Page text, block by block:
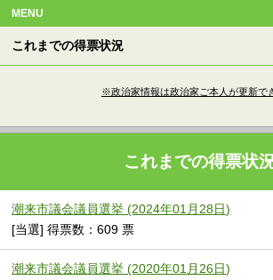
MENU
これまでの得票状況
※政治家情報は政治家ご本人が更新で
これまでの得票状
潮来市議会議員選挙 (2024年01月28日)
[当選] 得票数：609 票
潮来市議会議員選挙 (2020年01月26日)